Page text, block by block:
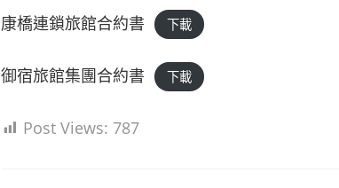
康橋連鎖旅館合約書 下載
御宿旅館集團合約書 下載
Post Views: 787